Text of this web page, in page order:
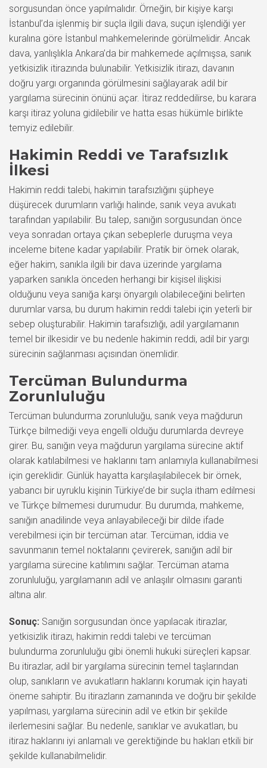
sorgusundan önce yapılmalıdır. Örneğin, bir kişiye karşı
İstanbul’da işlenmiş bir suçla ilgili dava, suçun işlendiği yer
kuralına göre İstanbul mahkemelerinde görülmelidir. Ancak
dava, yanlışlıkla Ankara’da bir mahkemede açılmışsa, sanık
yetkisizlik itirazında bulunabilir. Yetkisizlik itirazı, davanın
doğru yargı organında görülmesini sağlayarak adil bir
yargılama sürecinin önünü açar. İtiraz reddedilirse, bu karara
karşı itiraz yoluna gidilebilir ve hatta esas hükümle birlikte
temyiz edilebilir.
Hakimin Reddi ve Tarafsızlık
İlkesi
Hakimin reddi talebi, hakimin tarafsızlığını şüpheye
düşürecek durumların varlığı halinde, sanık veya avukatı
tarafından yapılabilir. Bu talep, sanığın sorgusundan önce
veya sonradan ortaya çıkan sebeplerle duruşma veya
inceleme bitene kadar yapılabilir. Pratik bir örnek olarak,
eğer hakim, sanıkla ilgili bir dava üzerinde yargılama
yaparken sanıkla önceden herhangi bir kişisel ilişkisi
olduğunu veya sanığa karşı önyargılı olabileceğini belirten
durumlar varsa, bu durum hakimin reddi talebi için yeterli bir
sebep oluşturabilir. Hakimin tarafsızlığı, adil yargılamanın
temel bir ilkesidir ve bu nedenle hakimin reddi, adil bir yargı
sürecinin sağlanması açısından önemlidir.
Tercüman Bulundurma
Zorunluluğu
Tercüman bulundurma zorunluluğu, sanık veya mağdurun
Türkçe bilmediği veya engelli olduğu durumlarda devreye
girer. Bu, sanığın veya mağdurun yargılama sürecine aktif
olarak katılabilmesi ve haklarını tam anlamıyla kullanabilmesi
için gereklidir. Günlük hayatta karşılaşılabilecek bir örnek,
yabancı bir uyruklu kişinin Türkiye’de bir suçla itham edilmesi
ve Türkçe bilmemesi durumudur. Bu durumda, mahkeme,
sanığın anadilinde veya anlayabileceği bir dilde ifade
verebilmesi için bir tercüman atar. Tercüman, iddia ve
savunmanın temel noktalarını çevirerek, sanığın adil bir
yargılama sürecine katılımını sağlar. Tercüman atama
zorunluluğu, yargılamanın adil ve anlaşılır olmasını garanti
altına alır.
Sonuç: Sanığın sorgusundan önce yapılacak itirazlar,
yetkisizlik itirazı, hakimin reddi talebi ve tercüman
bulundurma zorunluluğu gibi önemli hukuki süreçleri kapsar.
Bu itirazlar, adil bir yargılama sürecinin temel taşlarından
olup, sanıkların ve avukatların haklarını korumak için hayati
öneme sahiptir. Bu itirazların zamanında ve doğru bir şekilde
yapılması, yargılama sürecinin adil ve etkin bir şekilde
ilerlemesini sağlar. Bu nedenle, sanıklar ve avukatları, bu
itiraz haklarını iyi anlamalı ve gerektiğinde bu hakları etkili bir
şekilde kullanabilmelidir.